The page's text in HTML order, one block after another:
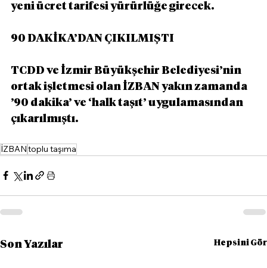
yeni ücret tarifesi yürürlüğe girecek.
90 DAKİKA’DAN ÇIKILMIŞTI
TCDD ve İzmir Büyükşehir Belediyesi’nin
ortak işletmesi olan İZBAN yakın zamanda
’90 dakika’ ve ‘halk taşıt’ uygulamasından
çıkarılmıştı.
İZBANtoplu taşıma
Son Yazılar Hepsini Gör